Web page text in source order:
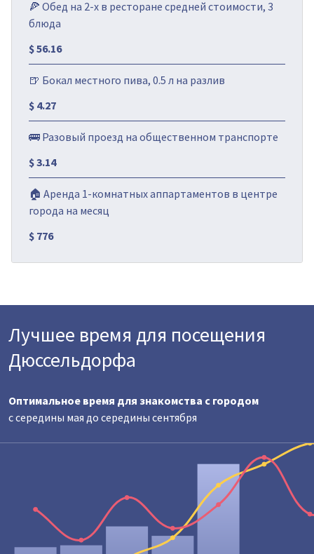
🍕 Обед на 2-х в ресторане средней стоимости, 3
блюда
$ 56.16
🍺 Бокал местного пива, 0.5 л на разлив
$ 4.27
🚌 Разовый проезд на общественном транспорте
$ 3.14
🏠 Аренда 1-комнатных аппартаментов в центре
города на месяц
$ 776
Лучшее время для посещения
Дюссельдорфа
Оптимальное время для знакомства с городом
с середины мая до середины сентября